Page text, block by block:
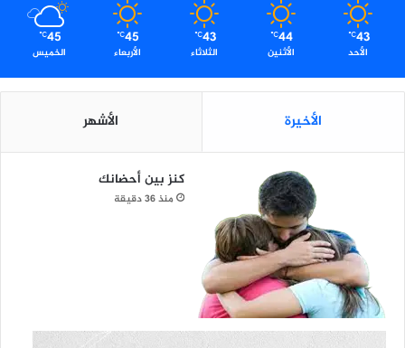
43
℃
الأحد
44
℃
الأثنين
43
℃
الثلاثاء
45
℃
الأربعاء
45
℃
الخميس
الأخيرة الأشهر
كنز بين أحضانك
منذ 36 دقيقة